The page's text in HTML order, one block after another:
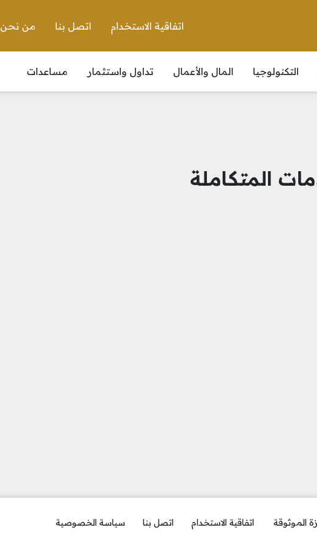
اتفاقية الاستخدام اتصل بنا من نحن
التكنولوجيا المال والأعمال تداول واستثمار مساعدات
المتكاملة
الموثوقة اتفاقية الاستخدام اتصل بنا سياسة الخصوصية